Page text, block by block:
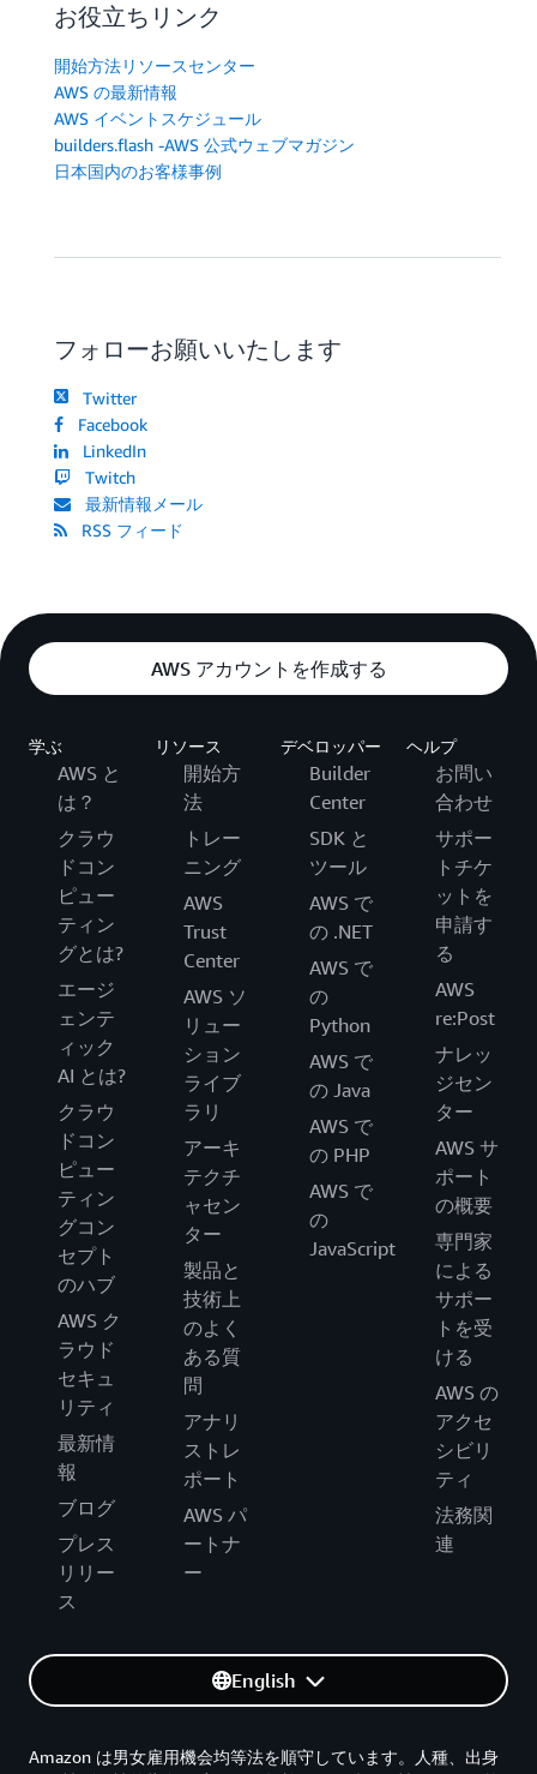
お役立ちリンク
開始方法リソースセンター
AWS の最新情報
AWS イベントスケジュール
builders.flash -AWS 公式ウェブマガジン
日本国内のお客様事例
フォローお願いいたします
Twitter
Facebook
LinkedIn
Twitch
最新情報メール
RSS フィード
AWS アカウントを作成する
学ぶ
AWS と
は？
クラウ
ドコン
ピュー
ティン
グとは?
エージ
ェンテ
ィック
AI とは?
クラウ
ドコン
ピュー
ティン
グコン
セプト
のハブ
AWS ク
ラウド
セキュ
リティ
最新情
報
ブログ
プレス
リリー
ス
リソース
開始方
法
トレー
ニング
AWS
Trust
Center
AWS ソ
リュー
ション
ライブ
ラリ
アーキ
テクチ
ャセン
ター
製品と
技術上
のよく
ある質
問
アナリ
ストレ
ポート
AWS パ
ートナ
ー
デベロッパー
Builder
Center
SDK と
ツール
AWS で
の .NET
AWS で
の
Python
AWS で
の Java
AWS で
の PHP
AWS で
の
JavaScript
ヘルプ
お問い
合わせ
サポー
トチケ
ットを
申請す
る
AWS
re:Post
ナレッ
ジセン
ター
AWS サ
ポート
の概要
専門家
による
サポー
トを受
ける
AWS の
アクセ
シビリ
ティ
法務関
連
English
Amazon は男女雇用機会均等法を順守しています。人種、出身